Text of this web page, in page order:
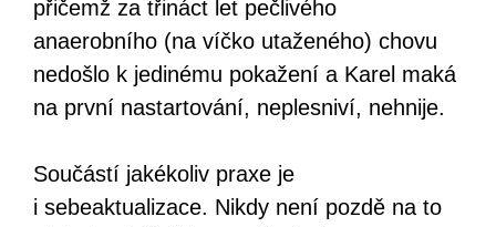
přičemž za třináct let pečlivého
anaerobního (na víčko utaženého) chovu
nedošlo k jedinému pokažení a Karel maká
na první nastartování, neplesniví, nehnije.
Součástí jakékoliv praxe je
i sebeaktualizace. Nikdy není pozdě na to